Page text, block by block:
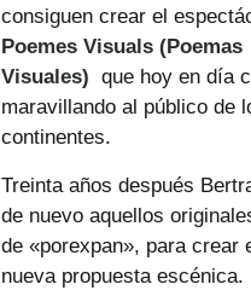
consiguen crear el
Poemes Visuals (Poemas
Visuales) que hoy en día
maravillando al público de
continentes.
Treinta años después
de nuevo aquellos
de «porexpan», para crear
nueva propuesta escénica.